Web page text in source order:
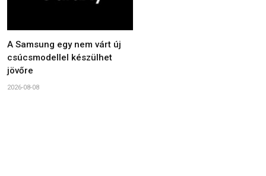
A Samsung egy nem várt új
csúcsmodellel készülhet
jövőre
2026-08-08